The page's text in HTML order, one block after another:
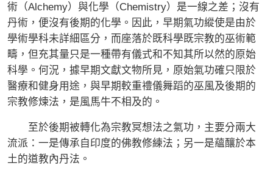
術（Alchemy）與化學（Chemistry）是一線之差；沒有
丹術，便沒有後期的化學。因此，早期氣功縱使是由於
學術學科未詳細區分，而座落於既科學既宗教的巫術範
疇，但充其量只是一種帶有儀式和不知其所以然的原始
科學。何況，據早期文獻文物所見，原始氣功確只限於
醫療和健身用途，與早期較重禮儀舞蹈的巫風及後期的
宗教修煉法，是風馬牛不相及的。
至於後期被轉化為宗教冥想法之氣功，主要分兩大
流派：一是傳承自印度的佛教修練法；另一是蘊釀於本
土的道教內丹法。